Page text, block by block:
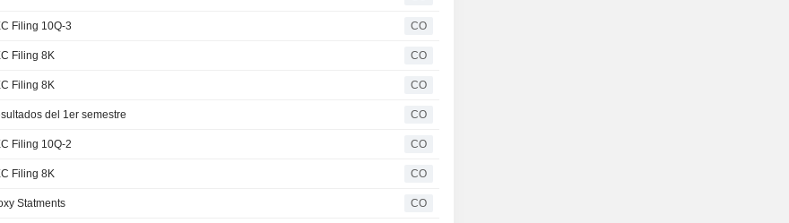
Filing 10Q-3 CO
Filing 8K CO
Filing 8K CO
del 1er semestre CO
Filing 10Q-2 CO
Filing 8K CO
Statments CO